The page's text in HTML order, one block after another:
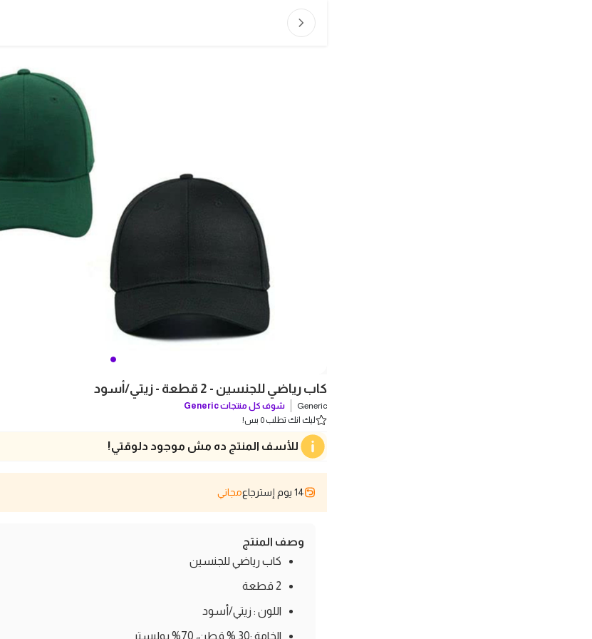
كاب رياضي للجنسين - 2 قطعة - زيتي/أسود
Generic شوف كل منتجاتGeneric
ليك انك تطلب 0 بس!
للأسف المنتج ده مش موجود دلوقتي!
14 يوم إسترجاع مجاني
وصف المنتج
كاب رياضي للجنسين
2 قطعة
اللون : زيتي/أسود
الخامة :30 % قطن، 70% بوليستر